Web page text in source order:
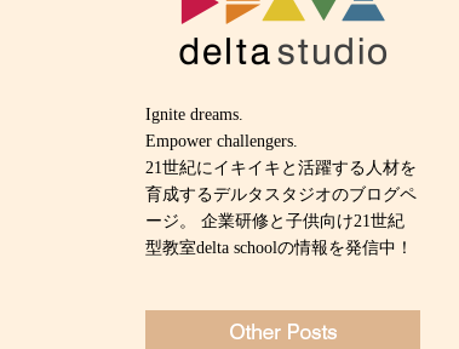
Ignite dreams.
Empower challengers.
21世紀にイキイキと活躍する人材を
育成するデルタスタジオのブログペ
ージ。 企業研修と子供向け21世紀
型教室delta schoolの情報を発信中！